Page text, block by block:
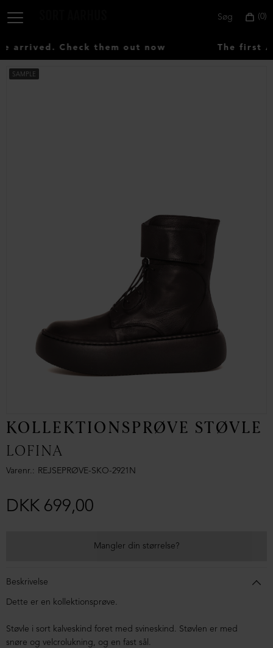
0
Søg
arrived. Check them out now The first
SAMPLE
KOLLEKTIONSPRØVE STØVLE
LOFINA
Varenr. REJSEPRØVE-SKO-2921N
DKK 699,00
Mangler din størrelse?
Beskrivelse
Dette er en kollektionsprøve.
Støvle i sort kalveskind foret med svineskind. Støvlen er med
snøre og velcrolukning, og en fast sål.